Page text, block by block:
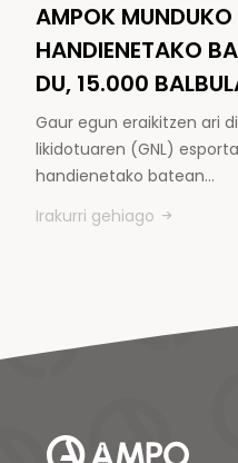
AMPOK MUNDUKO
HANDIENETAKO
DU, 15.000
Gaur egun eraikitzen ari
likidotuaren (GNL)
handienetako batean…
Irakurri gehiago